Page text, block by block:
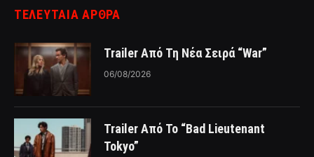
ΤΕΛΕΥΤΑΙΑ ΑΡΘΡΑ
Trailer Από Τη Νέα Σειρά “War”
06/08/2026
Trailer Από Το “Bad Lieutenant
Tokyo”